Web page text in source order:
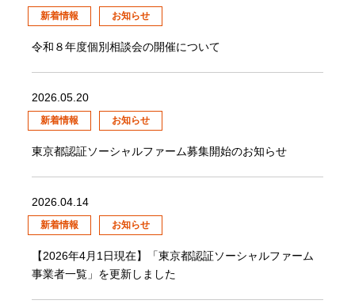
新着情報 お知らせ
令和８年度個別相談会の開催について
2026.05.20
新着情報 お知らせ
東京都認証ソーシャルファーム募集開始のお知らせ
2026.04.14
新着情報 お知らせ
【2026年4月1日現在】「東京都認証ソーシャルファーム
事業者一覧」を更新しました